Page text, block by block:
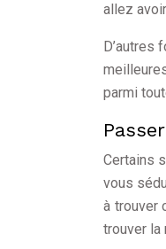
allez
D’autres
parmi
Certains
vous
à trouver
trouver la